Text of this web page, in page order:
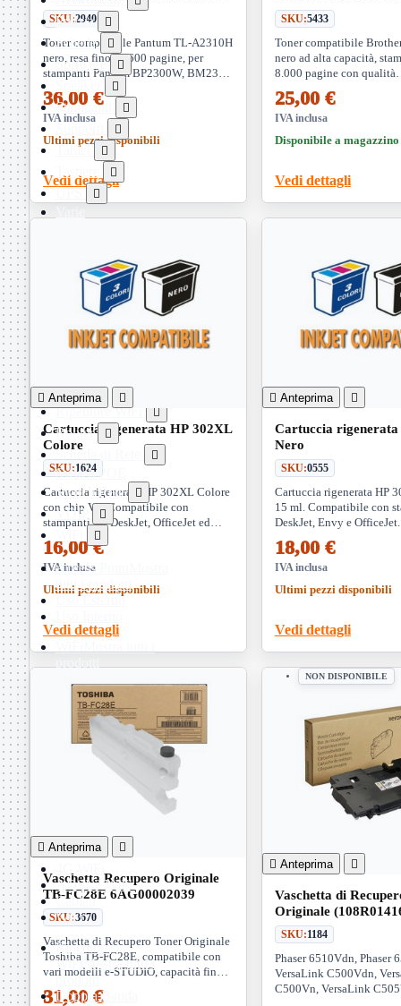
Pulizia 
Schede 
Software 

Stampanti 

Tablet 
Tastiere 

NetworkingMostra
tutti i prodotti
Access Point
Antenne WiFi
Firewall
NAS
PowerLine
Ripetitore WiFi

Router 
Scheda di Rete 
Switch POE
Switch Rete

VOIP 

Access Point
tutti i prodotti
Uso Esterno
PCI-Express
USB
VOIPMostra tutti i
prodotti
Adattatori
prodotti
3G WiFi
ADSL2 WiFi
Cablati
WiFi
Ripetitore
WiFi Mostra tutti i
prodotti
Doppia Banda
Nero 1.6K
SKU:2940
Toner compatibile Pantum TL-A2310H
nero, resa fino a 1600 pagine, per
stampanti Pantum BP2300W, BM2300
e BM2300W
36,00 €
IVA inclusa
Ultimi pezzi disponibili
Vedi dettagli
8K
SKU:5433
Toner compatibile
nero ad alta capacità,
8.000 pagine con qualità
vasta gamma di modelli
25,00 €
IVA inclusa
Disponibile a magazzino
Vedi dettagli
 Anteprima 
Cartuccia rigenerata HP 302XL
Colore
SKU:1624
Cartuccia rigenerata HP 302XL Colore
con chip V3. Compatibile con
stampanti HP DeskJet, OfficeJet ed
Envy. Stampe brillanti e affidabili con
capacità 6x3ml
16,00 €
IVA inclusa
Ultimi pezzi disponibili
Vedi dettagli
 Anteprima 
Cartuccia
Nero
SKU:0555
Cartuccia rigenerata HP
15 ml. Compatibile con
DeskJet, Envy e
costi di stampa
18,00 €
IVA inclusa
Ultimi pezzi disponibili
Vedi dettagli
 Anteprima 
Vaschetta Recupero Originale
TB-FC28E 6AG00002039
SKU:3670
Vaschetta di Recupero Toner Originale
Toshiba TB-FC28E, compatibile con
vari modelli e-STUDIO, capacità fino a
6AG00002039
31,00 €
NON DISPONIBILE
 Anteprima 
Vaschetta di
Originale
6510, VersaLink
SKU:1184
Phaser 6510Vdn, Phaser
VersaLink C500Vdn,
C500Vn, VersaLink